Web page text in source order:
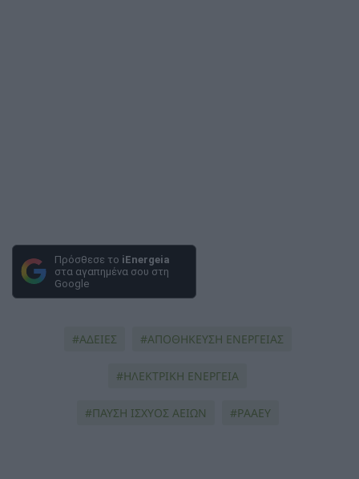
Πρόσθεσε το iEnergeia
στα αγαπημένα σου στη
Google
ΑΔΕΙΕΣ ΑΠΟΘΗΚΕΥΣΗ ΕΝΕΡΓΕΙΑΣ
ΗΛΕΚΤΡΙΚΗ ΕΝΕΡΓΕΙΑ
ΠΑΥΣΗ ΙΣΧΥΟΣ ΑΕΙΩΝ ΡΑΑΕΥ